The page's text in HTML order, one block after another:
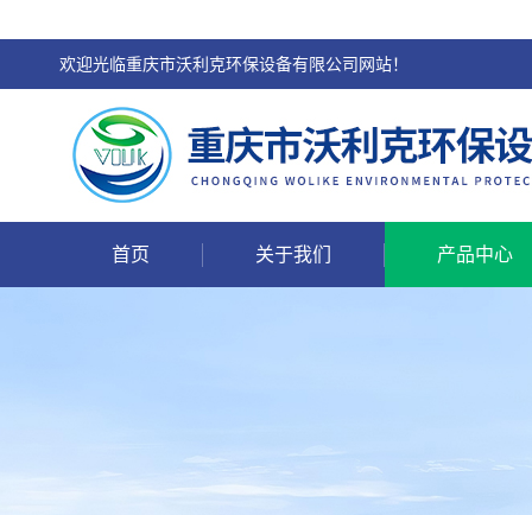
欢迎光临重庆市沃利克环保设备有限公司网站！
首页 关于我们 产品中心